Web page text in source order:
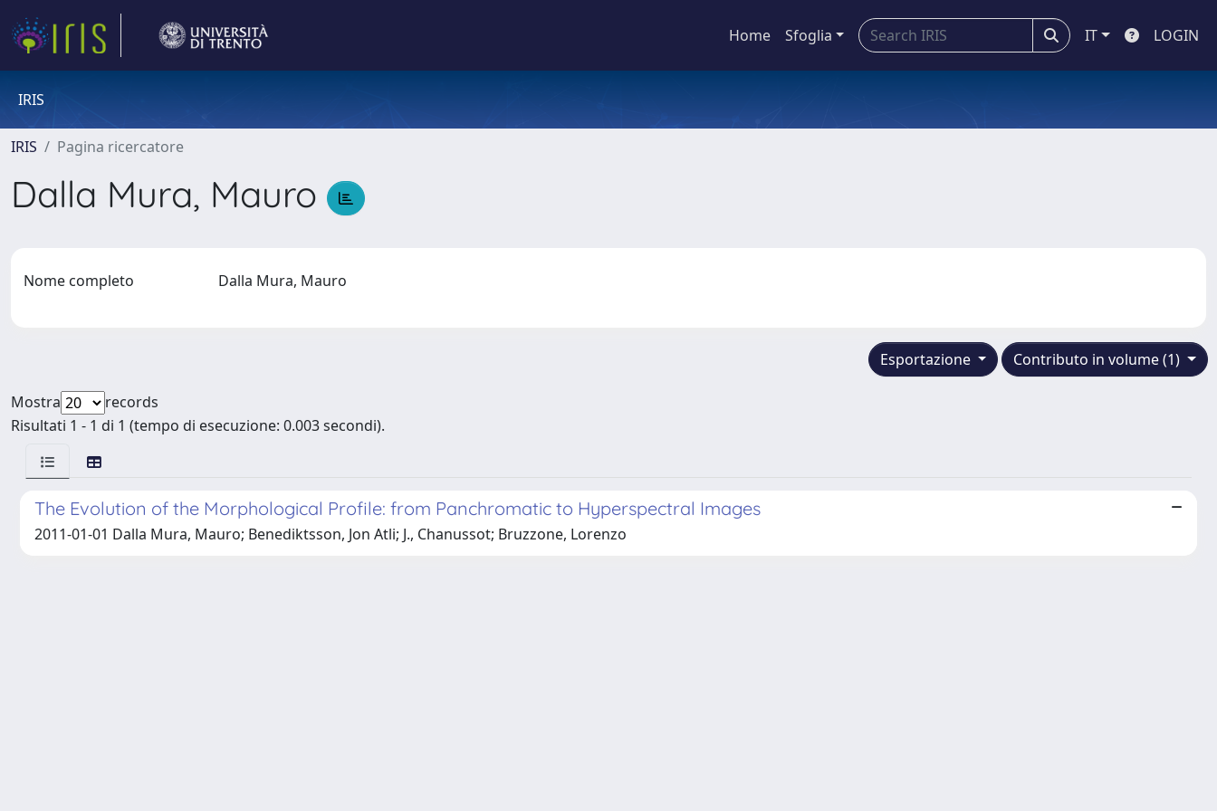
Home Sfoglia IT LOGIN
IRIS
IRIS Pagina ricercatore
Dalla Mura, Mauro
Nome completo Dalla Mura, Mauro
Contributo in volume (1)
Esportazione
Mostra
records
Risultati 1 - 1 di 1 (tempo di esecuzione: 0.003 secondi).
The Evolution of the Morphological Profile: from Panchromatic to Hyperspectral Images
2011-01-01 Dalla Mura, Mauro; Benediktsson, Jon Atli; J., Chanussot; Bruzzone, Lorenzo